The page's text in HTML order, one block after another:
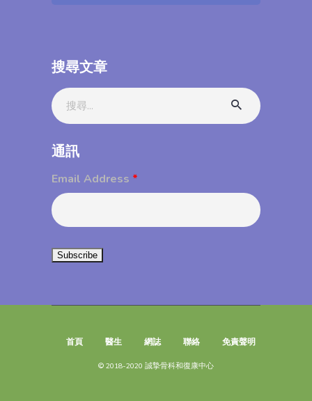
搜尋文章
Search
for:
通訊
Email Address *
首頁 醫生 網誌 聯絡 免責聲明
© 2018-2020 誠摯骨科和復康中心